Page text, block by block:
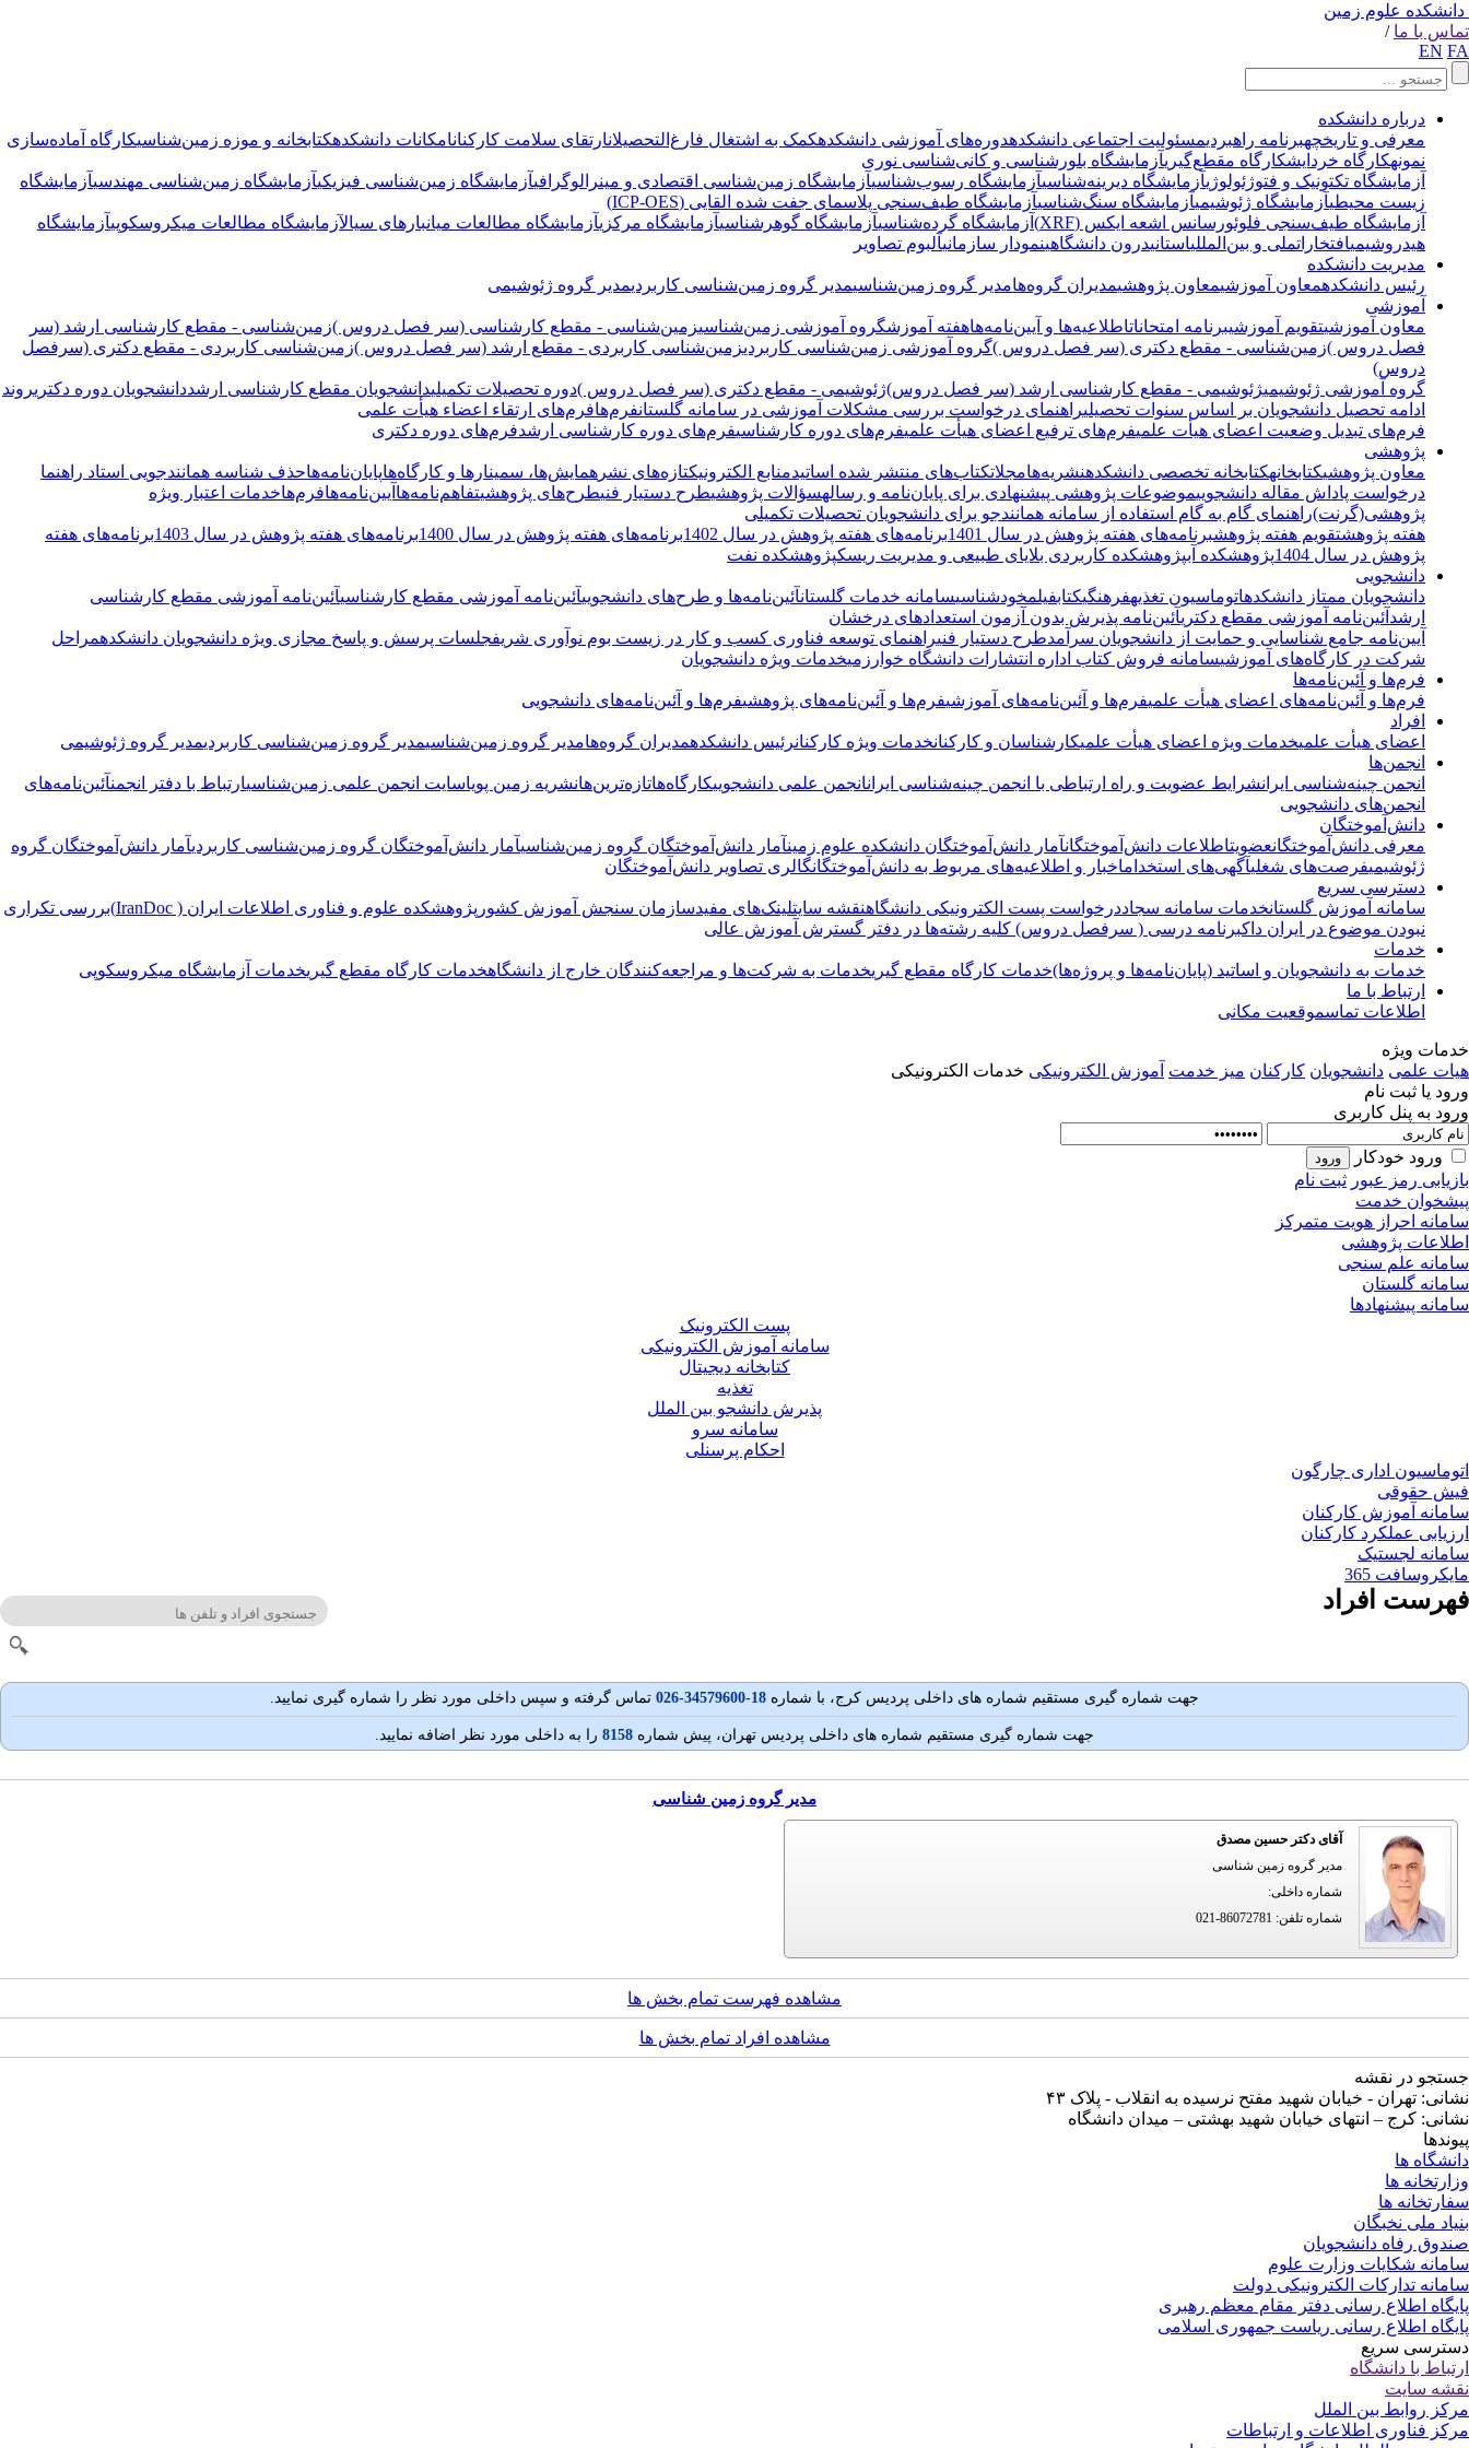
دانشکده علوم زمین
تماس با ما /
EN FA
درباره دانشکده
معرفی و تاریخچهبرنامه راهبردیمسئولیت اجتماعی دانشکدهدوره‌های آموزشی دانشکدهکمک به اشتغال فارغ‌التحصیلانارتقای سلامت کارکنانامکانات دانشکدهکتابخانه و موزه زمین‌شناسیکارگاه آماده‌سازی
نمونهکارگاه خردایشکارگاه مقطع‌گیریآزمایشگاه بلورشناسی و کانی‌شناسی نوری
آزمایشگاه تکتونیک و فتوژئولوژیآزمایشگاه دیرینه‌شناسیآزمایشگاه رسوب‌شناسیآزمایشگاه زمین‌شناسی اقتصادی و مینرالوگرافیآزمایشگاه زمین‌شناسی فیزیکیآزمایشگاه زمین‌شناسی مهندسیآزمایشگاه
زیست محیطیآزمایشگاه ژئوشیمیآزمایشگاه سنگ‌شناسیآزمایشگاه طیف‌سنجی پلاسمای جفت شده القایی (ICP-OES)
آزمایشگاه طیف‌سنجی فلوئورسانس اشعه ایکس (XRF)
آزمایشگاه گرده‌شناسیآزمایشگاه گوهرشناسیآزمایشگاه مرکزیآزمایشگاه مطالعات میانبارهای سیالآزمایشگاه مطالعات میکروسکوپیآزمایشگاه
هیدروشیمیافتخاراتملی و بین‌المللیاستانیدرون دانشگاهینمودار سازمانیآلبوم تصاویر
مدیریت دانشکده
رئیس دانشکدهمعاون آموزشیمعاون پژوهشیمدیران گروه‌هامدیر گروه زمین‌شناسیمدیر گروه زمین‌شناسی کاربردیمدیر گروه ژئوشیمی
آموزشی
معاون آموزشیتقویم آموزشیبرنامه امتحاناتاطلاعیه‌ها و آیین‌نامه‌هاهفته آموزشگروه آموزشی زمین‌شناسیزمین‌شناسی - مقطع کارشناسی (سر فصل دروس )زمین‌شناسی - مقطع کارشناسی ارشد (سر
فصل دروس )زمین‌شناسی - مقطع دکتری (سر فصل دروس )گروه آموزشی زمین‌شناسی کاربردیزمین‌شناسی کاربردی - مقطع ارشد (سر فصل دروس )زمین‌شناسی کاربردی - مقطع دکتری (سرفصل
دروس)
گروه آموزشی ژئوشیمیژئوشیمی - مقطع کارشناسی ارشد (سر فصل دروس)ژئوشیمی - مقطع دکتری (سر فصل دروس )دوره تحصیلات تکمیلیدانشجویان مقطع کارشناسی ارشددانشجویان دوره دکتریروند
ادامه تحصیل دانشجویان بر اساس سنوات تحصیلیراهنمای درخواست بررسی مشکلات آموزشی در سامانه گلستانفرم‌هافرم‌های ارتقاء اعضاء هیأت علمی
فرم‌های تبدیل وضعیت اعضای هیأت علمیفرم‌های ترفیع اعضای هیأت علمیفرم‌های دوره کارشناسیفرم‌های دوره کارشناسی ارشدفرم‌های دوره دکتری
پژوهشی
معاون پژوهشیکتابخانهکتابخانه تخصصی دانشکدهنشریه‌هامجلاتکتاب‌های منتشر شده اساتیدمنابع الکترونیکتازه‌های نشر همایش‌ها، سمینارها و کارگاه‌هاپایان‌نامه‌هاحذف شناسه همانندجویی استاد راهنما
درخواست پاداش مقاله دانشجوییموضوعات پژوهشی پیشنهادی برای پایان‌نامه و رسالهسؤالات پژوهشیطرح دستیار فنیطرح‌های پژوهشیتفاهم‌نامه‌ها آیین‌نامه‌هافرم‌هاخدمات اعتبار ویژه
پژوهشی(گرنت)راهنمای گام به گام استفاده از سامانه همانندجو برای دانشجویان تحصیلات تکمیلی
هفته پژوهشتقویم هفته پژوهشبرنامه‌های هفته پژوهش در سال 1401 برنامه‌های هفته پژوهش در سال 1402 برنامه‌های هفته پژوهش در سال 1400 برنامه‌های هفته پژوهش در سال 1403
برنامه‌های هفته
پژوهش در سال 1404
پژوهشکده آبپژوهشکده کاربردی بلایای طبیعی و مدیریت ریسکپژوهشکده نفت
دانشجویی
دانشجویان ممتاز دانشکدهاتوماسیون تغذیهفرهنگیکتابفیلمخودشناسیسامانه خدمات گلستانآئین‌نامه‌ها و طرح‌های دانشجوییآئین‌نامه آموزشی مقطع کارشناسیآئین‌نامه آموزشی مقطع کارشناسی
ارشد آئین‌نامه آموزشی مقطع دکتریآئین‌نامه پذیرش بدون آزمون استعدادهای درخشان
آیین‌نامه جامع شناسایی و حمایت از دانشجویان سرآمدطرح دستیار فنیراهنمای توسعه فناوری کسب و کار در زیست بوم نوآوری شریفجلسات پرسش و پاسخ مجازی ویژه دانشجویان دانشکدهمراحل
شرکت در کارگاه‌های آموزشیسامانه فروش کتاب اداره انتشارات دانشگاه خوارزمیخدمات ویژه دانشجویان
فرم‌ها و آئین‌نامه‌ها
فرم‌ها و آئین‌نامه‌های اعضای هیأت علمیفرم‌ها و آئین‌نامه‌های آموزشیفرم‌ها و آئین‌نامه‌های پژوهشیفرم‌ها و آئین‌نامه‌های دانشجویی
افراد
اعضای هیأت علمیخدمات ویژه اعضای هیأت علمیکارشناسان و کارکنانخدمات ویژه کارکنانرئیس دانشکدهمدیران گروه‌هامدیر گروه زمین‌شناسیمدیر گروه زمین‌شناسی کاربردیمدیر گروه ژئوشیمی
انجمن‌ها
انجمن چینه‌شناسی ایرانشرایط عضویت و راه ارتباطی با انجمن چینه‌شناسی ایرانانجمن علمی دانشجوییکارگاه‌هاتازه‌ترین‌هانشریه زمین پویاسایت انجمن علمی زمین‌شناسیارتباط با دفتر انجمنآئین‌نامه‌های
انجمن‌های دانشجویی
دانش‌آموختگان
معرفی دانش‌آموختگانعضویتاطلاعات دانش‌آموختگانآمار دانش‌آموختگان دانشکده علوم زمینآمار دانش‌آموختگان گروه زمین‌شناسیآمار دانش‌آموختگان گروه زمین‌شناسی کاربردیآمار دانش‌آموختگان گروه
ژئوشیمیفرصت‌های شغلیآگهی‌های استخداماخبار و اطلاعیه‌های مربوط به دانش‌آموختگانگالری تصاویر دانش‌آموختگان
دسترسی سریع
سامانه آموزش گلستانخدمات سامانه سجاددرخواست پست الکترونیکی دانشگاهنقشه سایتلینک‌های مفیدسازمان سنجش آموزش کشور پژوهشکده علوم و فناوری اطلاعات ایران ( IranDoc)
بررسی تکراری
نبودن موضوع در ایران داکبرنامه درسی ( سرفصل دروس) کلیه رشته‌ها در دفتر گسترش آموزش عالی
خدمات
خدمات به دانشجویان و اساتید (پایان‌نامه‌ها و پروژه‌ها)خدمات کارگاه مقطع گیریخدمات به شرکت‌ها و مراجعه‌کنندگان خارج از دانشگاهخدمات کارگاه مقطع گیریخدمات آزمایشگاه میکروسکوپی
ارتباط با ما
اطلاعات تماسموقعیت مکانی
خدمات ویژه
هیات علمی دانشجویان کارکنان میز خدمت آموزش الکترونیکی خدمات الکترونیکی
ورود یا ثبت نام
ورود به پنل کاربری
ورود خودکار
بازیابی رمز عبور ثبت نام
پیشخوان خدمت
سامانه احراز هویت متمرکز
اطلاعات پژوهشی
سامانه علم سنجی
سامانه گلستان
سامانه پیشنهادها
پست الکترونیک
سامانه آموزش الکترونیکی
کتابخانه دیجیتال
تغذیه
پذیرش دانشجو بین الملل
سامانه سرو
احکام پرسنلی
اتوماسیون اداری چارگون
فیش حقوقی
سامانه آموزش کارکنان
ارزیابی عملکرد کارکنان
سامانه لجستیک
مایکروسافت 365
فهرست افراد
جهت شماره گيری مستقيم شماره های داخلی پردیس کرج، با شماره 18-34579600-026 تماس گرفته و سپس داخلی مورد نظر را شماره گیری نمایید.
جهت شماره گيری مستقيم شماره های داخلی پردیس تهران، پيش شماره 8158 را به داخلی مورد نظر اضافه نمایید.
مدیر گروه زمین شناسی
آقای دکتر حسین مصدق
مدیر گروه زمین شناسی
شماره داخلی:
شماره تلفن:
021-86072781
مشاهده فهرست تمام بخش ها
مشاهده افراد تمام بخش ها
جستجو در نقشه
نشانی: تهران - خیابان شهید مفتح نرسیده به انقلاب - پلاک ۴۳
نشانی: کرج – انتهای خیابان شهید بهشتی – میدان دانشگاه
پیوندها
دانشگاه ها
وزارتخانه ها
سفارتخانه ها
بنیاد ملی نخبگان
صندوق رفاه دانشجویان
سامانه شکایات وزارت علوم
سامانه تدارکات الکترونیکی دولت
پایگاه اطلاع رسانی دفتر مقام معظم رهبری
پایگاه اطلاع رسانی ریاست جمهوری اسلامی
دسترسی سریع
ارتباط با دانشگاه
نقشه سایت
مرکز روابط بین الملل
مرکز فناوری اطلاعات و ارتباطات